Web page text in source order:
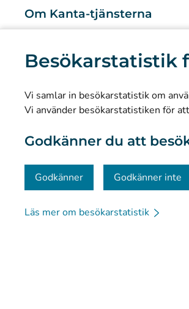
Besökarstatistik
Vi samlar in besökarstatistik om
Vi använder besökarstatistiken för
Godkänner du att
Godkänner Godkänner inte
Läs mer om besökarstatistik
Om Kanta-tjänsterna
Forskning och kunskapsbaserad
Dataskydd och tillgänglighet
Kommunikation och sociala medier
© Kanta-Palvelut, Kansaneläkelaitos